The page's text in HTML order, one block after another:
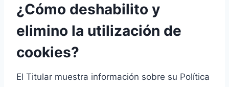
¿Cómo deshabilito y
elimino la utilización de
cookies?
El Titular muestra información sobre su Política